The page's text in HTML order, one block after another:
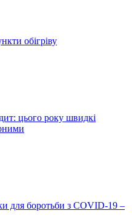
обігріву
цього року швидкі
для боротьби з COVID-19 –